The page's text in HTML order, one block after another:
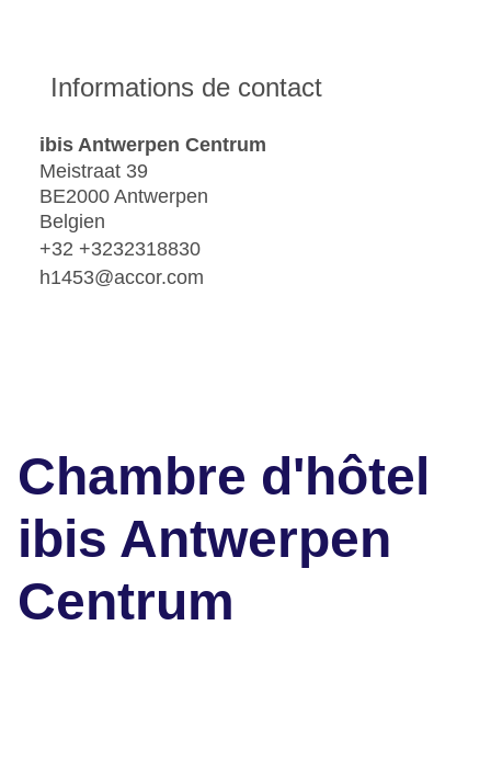
Informations de contact
ibis Antwerpen Centrum
Meistraat 39
BE2000 Antwerpen
Belgien
+32 +3232318830
h1453@accor.com
Chambre d'hôtel
ibis Antwerpen
Centrum